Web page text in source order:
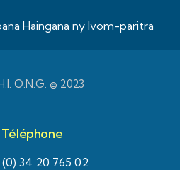
Haingana ny Ivom-paritra
O.N.G. © 2023
Téléphone
(0) 34 20 765 02